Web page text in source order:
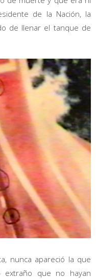
de la Nación, la
de llenar el tanque de
nunca apareció la que
extraño que no hayan